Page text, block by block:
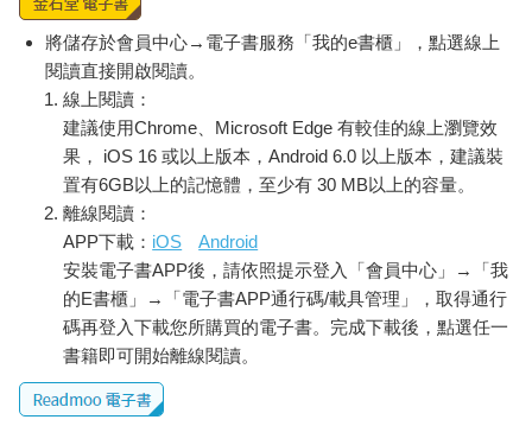
將儲存於會員中心→電子書服務「我的e書櫃」，點選線上
閱讀直接開啟閱讀。
線上閱讀：
建議使用Chrome、Microsoft Edge 有較佳的線上瀏覽效
果， iOS 16 或以上版本，Android 6.0 以上版本，建議裝
置有6GB以上的記憶體，至少有 30 MB以上的容量。
離線閱讀：
APP下載： iOS
Android
安裝電子書APP後，請依照提示登入「會員中心」→「我
的E書櫃」→「電子書APP通行碼/載具管理」，取得通行
碼再登入下載您所購買的電子書。完成下載後，點選任一
書籍即可開始離線閱讀。